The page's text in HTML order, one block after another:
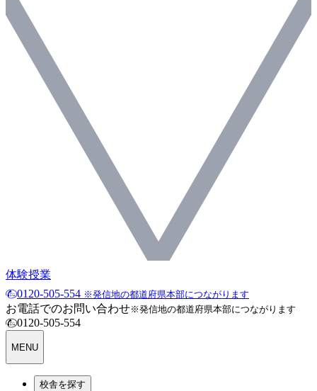
体験授業
0120-505-554 ※発信地の都道府県本部につながります
お電話でのお問い合わせ※発信地の都道府県本部につながります
0120-505-554
MENU
校舎を探す